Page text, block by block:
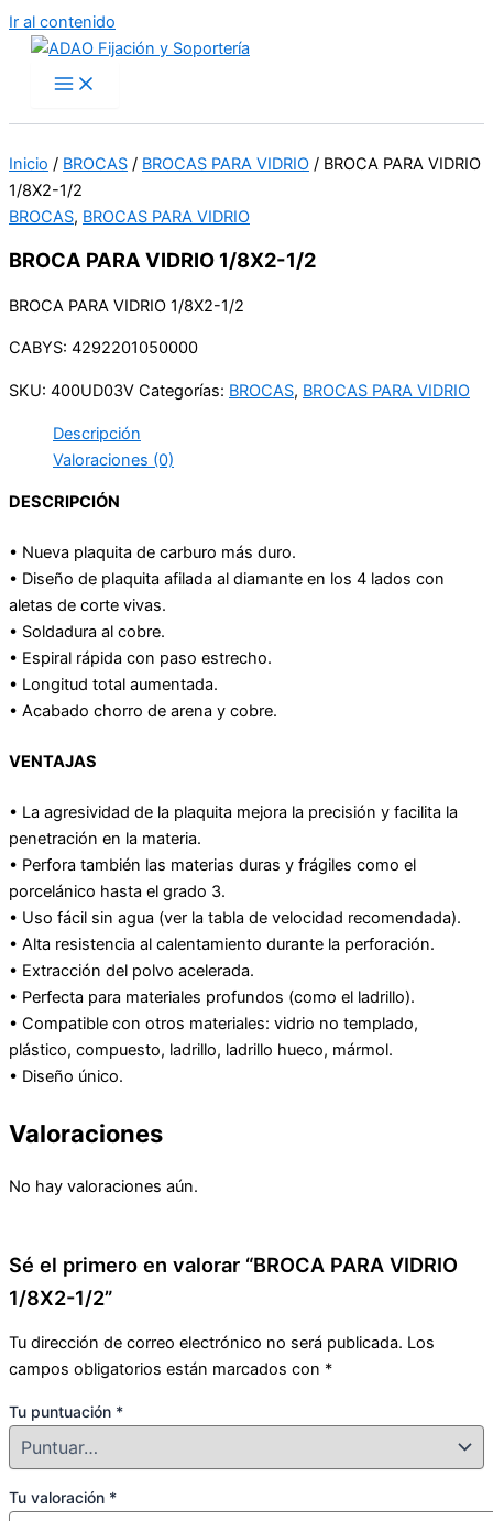
Ir al contenido
Inicio / BROCAS / BROCAS PARA VIDRIO / BROCA PARA VIDRIO
1/8X2-1/2
BROCAS, BROCAS PARA VIDRIO
BROCA PARA VIDRIO 1/8X2-1/2
BROCA PARA VIDRIO 1/8X2-1/2
CABYS: 4292201050000
SKU: 400UD03V Categorías: BROCAS, BROCAS PARA VIDRIO
Descripción
Valoraciones (0)
DESCRIPCIÓN
• Nueva plaquita de carburo más duro.
• Diseño de plaquita afilada al diamante en los 4 lados con
aletas de corte vivas.
• Soldadura al cobre.
• Espiral rápida con paso estrecho.
• Longitud total aumentada.
• Acabado chorro de arena y cobre.
VENTAJAS
• La agresividad de la plaquita mejora la precisión y facilita la
penetración en la materia.
• Perfora también las materias duras y frágiles como el
porcelánico hasta el grado 3.
• Uso fácil sin agua (ver la tabla de velocidad recomendada).
• Alta resistencia al calentamiento durante la perforación.
• Extracción del polvo acelerada.
• Perfecta para materiales profundos (como el ladrillo).
• Compatible con otros materiales: vidrio no templado,
plástico, compuesto, ladrillo, ladrillo hueco, mármol.
• Diseño único.
Valoraciones
No hay valoraciones aún.
Sé el primero en valorar “BROCA PARA VIDRIO
1/8X2-1/2”
Tu dirección de correo electrónico no será publicada. Los
campos obligatorios están marcados con *
Tu puntuación *
Tu valoración *